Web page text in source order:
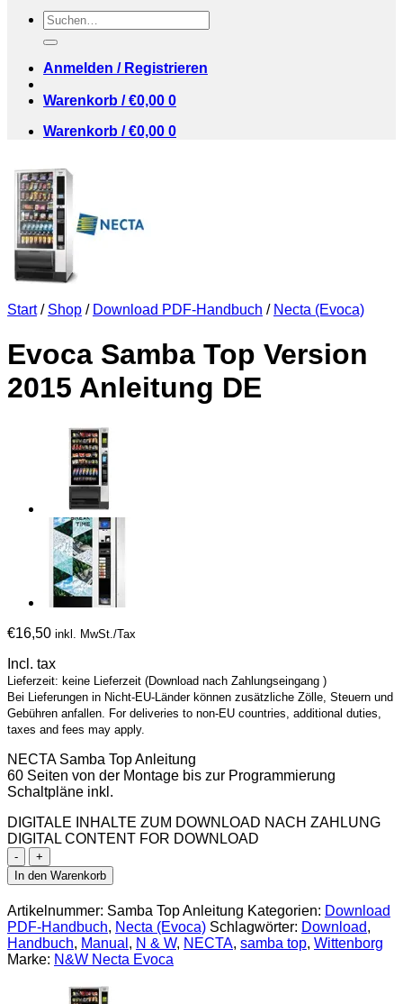
Suchen
nach:
Anmelden / Registrieren
Warenkorb /€0,00 0
Warenkorb /€0,00 0
Start / Shop / Download PDF-Handbuch / Necta (Evoca)
Evoca Samba Top Version
2015 Anleitung DE
€16,50 inkl. MwSt./Tax
Incl. tax
Lieferzeit: keine Lieferzeit (Download nach Zahlungseingang )
Bei Lieferungen in Nicht-EU-Länder können zusätzliche Zölle, Steuern und
Gebühren anfallen. For deliveries to non-EU countries, additional duties,
taxes and fees may apply.
NECTA Samba Top Anleitung
60 Seiten von der Montage bis zur Programmierung
Schaltpläne inkl.
DIGITALE INHALTE ZUM DOWNLOAD NACH ZAHLUNG
DIGITAL CONTENT FOR DOWNLOAD
Evoca
Samba
Top
Version
2015
Anleitung
DE
[Digital]
Menge
In den Warenkorb
Artikelnummer: Samba Top Anleitung Kategorien: Download
PDF-Handbuch, Necta (Evoca) Schlagwörter: Download,
Handbuch, Manual , N & W, NECTA, samba top, Wittenborg
Marke: N&W Necta Evoca